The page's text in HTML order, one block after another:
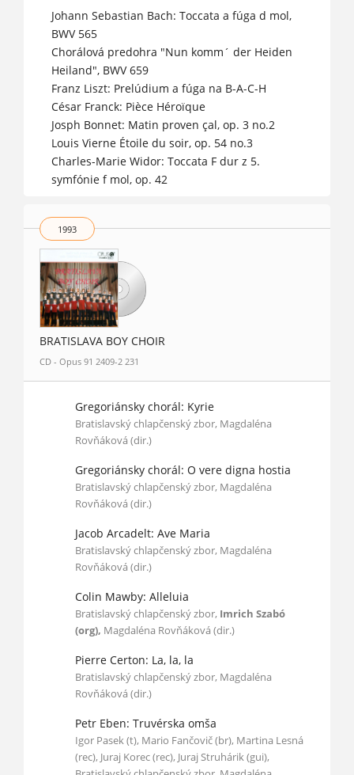
Johann Sebastian Bach: Toccata a fúga d mol,
BWV 565
Chorálová predohra "Nun komm´ der Heiden
Heiland", BWV 659
Franz Liszt: Prelúdium a fúga na B-A-C-H
César Franck: Pièce Héroïque
Josph Bonnet: Matin proven çal, op. 3 no.2
Louis Vierne Étoile du soir, op. 54 no.3
Charles-Marie Widor: Toccata F dur z 5.
symfónie f mol, op. 42
1993
BRATISLAVA BOY CHOIR
CD - Opus 91 2409-2 231
Gregoriánsky chorál: Kyrie
Bratislavský chlapčenský zbor, Magdaléna
Rovňáková (dir.)
Gregoriánsky chorál: O vere digna hostia
Bratislavský chlapčenský zbor, Magdaléna
Rovňáková (dir.)
Jacob Arcadelt: Ave Maria
Bratislavský chlapčenský zbor, Magdaléna
Rovňáková (dir.)
Colin Mawby: Alleluia
Bratislavský chlapčenský zbor, Imrich Szabó
(org), Magdaléna Rovňáková (dir.)
Pierre Certon: La, la, la
Bratislavský chlapčenský zbor, Magdaléna
Rovňáková (dir.)
Petr Eben: Truvérska omša
Igor Pasek (t), Mario Fančovič (br), Martina Lesná
(rec), Juraj Korec (rec), Juraj Struhárik (gui),